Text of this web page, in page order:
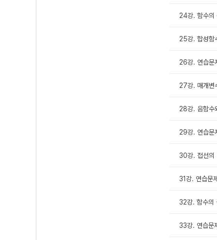
24강. 함수의
25강. 합성함
26강. 연습문
27강. 매개변
28강. 음함수
29강. 연습문
30강. 접선의
31강. 연습문
32강. 함수의
33강. 연습문